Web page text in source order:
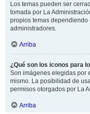
Los temas pueden ser
tomada por La
propios temas
administradores.
Arriba
¿Qué son los iconos para
Son imágenes elegidas por
mismo. La posibilidad de
permisos otorgados por La
Arriba